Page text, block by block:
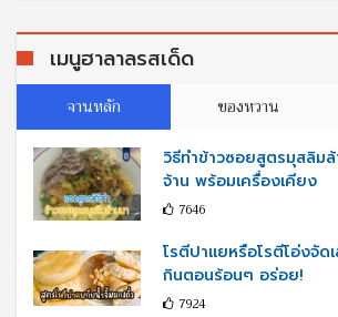
เมนูฮาลาลรสเด็ด
จานหลัก ของหวาน
วิธีทำข้าวซอยสูตรมุสลิม
จ้าน พร้อมเครื่องเคียง
7646
โรตีปาแยหรือโรตีโอ่งจั
กินตอนร้อนๆ อร่อย!
7924